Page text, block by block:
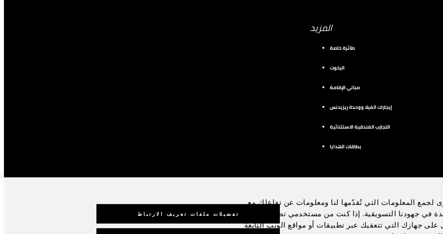
المزيد
طائرة خاصة
اليخوت
مباني الإقامة
إيجارات الفيلا ووحدة ريزيدنس
التجارب الفندقية الاستثنائية
بطاقات الهدايا
فيسبوك إنستجرام يوتيوب
لجمع المعلومات التي تُقدّمها لنا ومعلومات عن تفاعلك مع
في جهودنا التسويقية. إذا كنت من مستخدمي تطبيق الهاتف
على جهازك التي تتعقبك عبر تطبيقات أو مواقع الويب التابعة
تفضيلات ملفات تعريف الارتباط